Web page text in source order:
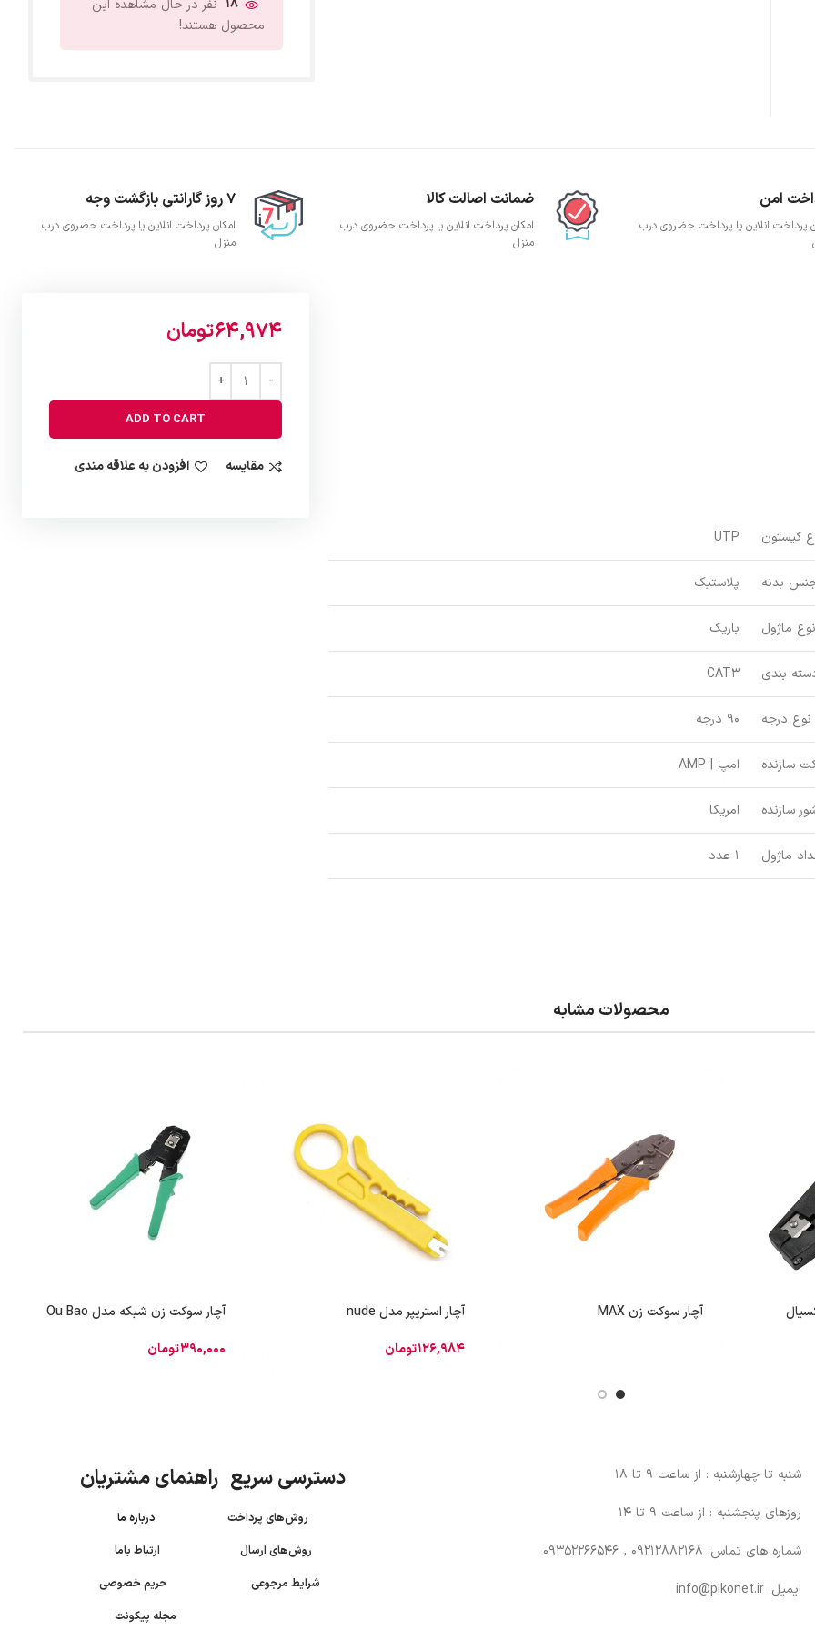
نفر در حال مشاهده این
محصول هستند!
امن
پرداخت انلاین یا پرداخت حضروی درب
ضمانت اصالت کالا
امکان پرداخت انلاین یا پرداخت حضروی درب
منزل
7 روز گارانتی بازگشت وجه
امکان پرداخت انلاین یا پرداخت حضروی درب
منزل
کیستون UTP
بدنه پلاستیک
نوع ماژول باریک
بندی CAT3
نوع درجه 90 درجه
سازنده امپ | AMP
سازنده امریکا
ماژول 1 عدد
64,974تومان
ADD TO CART
مقایسه افزودن به علاقه مندی
محصولات مشابه
آچار سوکت زن MAX
آچار استریپر مدل nude
126,984تومان
آچار سوکت زن شبکه مدل Ou Bao
390,000تومان
شنبه تا چهارشنبه : از ساعت 9 تا 18
روزهای پنجشنبه : از ساعت 9 تا 14
شماره های تماس: 09212882168 , 09352266546
ایمیل: info@pikonet.ir
دسترسی سریع راهنمای مشتریان
روش‌های پرداختدرباره ما
روش‌های ارسال
ارتباط باما
شرایط مرجوعی
حریم خصوصی
مجله پیکونت